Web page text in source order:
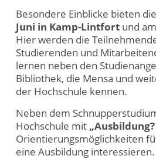
Besondere Einblicke bieten
Juni in Kamp-Lintfortund am
Hier werden die
Studierenden und
lernen neben den
Bibliothek, die Mensa und
der Hochschule kennen.
Neben dem
Hochschule mit
Orientierungsmöglichkeiten
eine Ausbildung interessieren.